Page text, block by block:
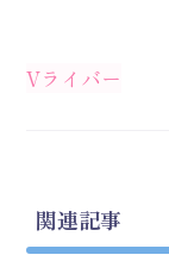
Vライバー
関連記事